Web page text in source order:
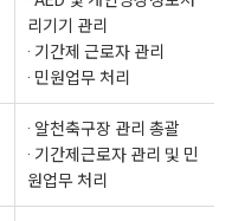
리기기 관리
· 기간제 근로자 관리
· 민원업무 처리
· 알천축구장 관리 총괄
· 기간제근로자 관리 및 민
원업무 처리